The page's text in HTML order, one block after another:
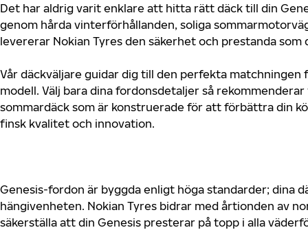
Det har aldrig varit enklare att hitta rätt däck till din
genom hårda vinterförhållanden, soliga
levererar Nokian Tyres den säkerhet och prestanda som
Vår däckväljare guidar dig till den perfekta matchningen
modell. Välj bara dina fordonsdetaljer så
sommardäck som är konstruerade för att förbättra din
finsk kvalitet och innovation.
Genesis-fordon är byggda enligt höga standarder; dina
hängivenheten. Nokian Tyres bidrar med årtionden av
säkerställa att din Genesis presterar på topp i alla